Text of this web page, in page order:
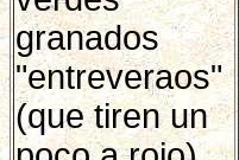
granados
"entreveraos"
(que tiren un